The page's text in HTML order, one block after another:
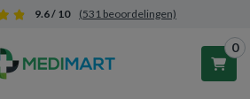
9.6 / 10 (531 beoordelingen)
0